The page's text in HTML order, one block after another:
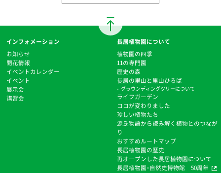
インフォメーション
お知らせ
開花情報
イベントカレンダー
イベント
展示会
講習会
長居植物園について
植物園の四季
11の専門園
歴史の森
⻑居の里山と里山ひろば
グラウンディングツリーについて
ライフガーデン
ココが変わりました
珍しい植物たち
源氏物語から読み解く植物とのつなが
り
おすすめルートマップ
⻑居植物園の歴史
再オープンした長居植物園について
長居植物園・自然史博物館 50周年